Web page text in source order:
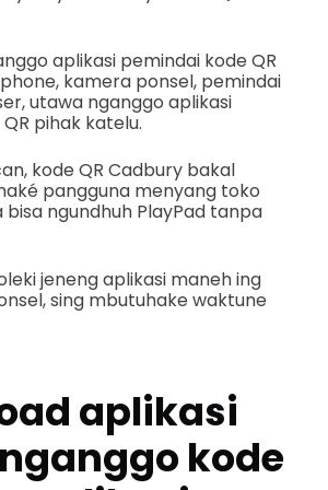
aplikasi pemindai kode QR
kamera ponsel, pemindai
utawa nganggo aplikasi
pihak katelu.
kode QR Cadbury bakal
pangguna menyang toko
bisa ngundhuh PlayPad tanpa
jeneng aplikasi maneh ing
sing mbutuhake waktune
aplikasi
kode